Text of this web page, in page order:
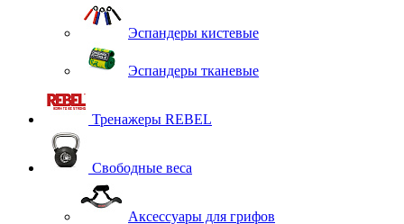
Эспандеры кистевые
Эспандеры тканевые
Тренажеры REBEL
Свободные веса
Аксессуары для грифов